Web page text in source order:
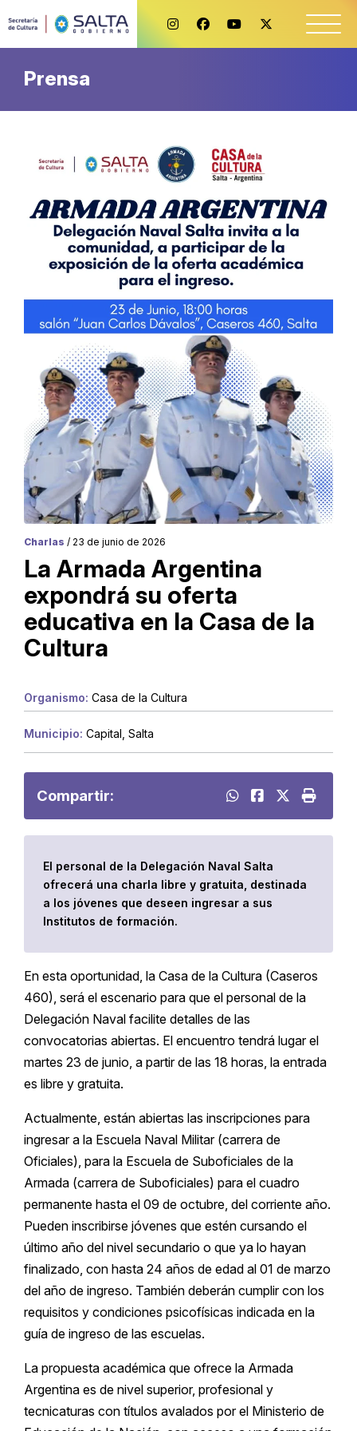
Prensa
Charlas / 23 de junio de 2026
La Armada Argentina
expondrá su oferta
educativa en la Casa de la
Cultura
Organismo: Casa de la Cultura
Municipio: Capital, Salta
Compartir:
El personal de la Delegación Naval Salta
ofrecerá una charla libre y gratuita, destinada
a los jóvenes que deseen ingresar a sus
Institutos de formación.
En esta oportunidad, la Casa de la Cultura (Caseros
460), será el escenario para que el personal de la
Delegación Naval facilite detalles de las
convocatorias abiertas. El encuentro tendrá lugar el
martes 23 de junio, a partir de las 18 horas, la entrada
es libre y gratuita.
Actualmente, están abiertas las inscripciones para
ingresar a la Escuela Naval Militar (carrera de
Oficiales), para la Escuela de Suboficiales de la
Armada (carrera de Suboficiales) para el cuadro
permanente hasta el 09 de octubre, del corriente año.
Pueden inscribirse jóvenes que estén cursando el
último año del nivel secundario o que ya lo hayan
finalizado, con hasta 24 años de edad al 01 de marzo
del año de ingreso. También deberán cumplir con los
requisitos y condiciones psicofísicas indicada en la
guía de ingreso de las escuelas.
La propuesta académica que ofrece la Armada
Argentina es de nivel superior, profesional y
tecnicaturas con títulos avalados por el Ministerio de